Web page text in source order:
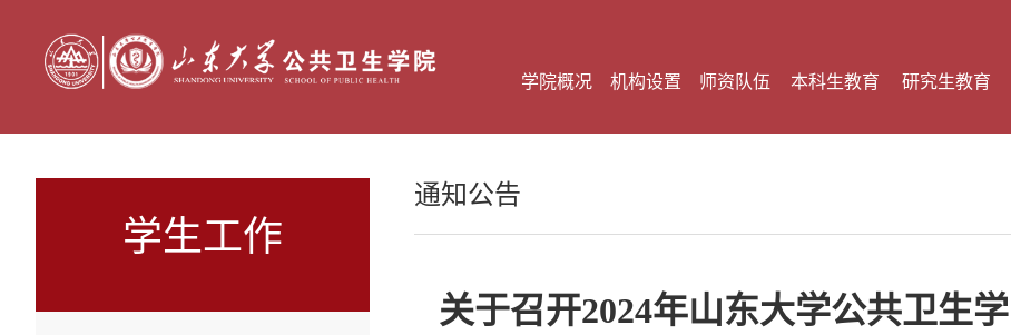
学院概况 机构设置 师资队伍 本科生教育 研究生教育
学生工作
通知公告
关于召开2024年山东大学公共卫生